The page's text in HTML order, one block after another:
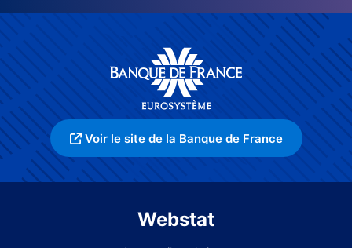
Voir le site de la Banque de France
Webstat